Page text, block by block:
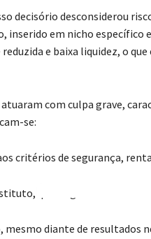
decisório desconsiderou
em nicho específico
e baixa liquidez, o
com culpa grave,
se:
critérios de segurança,
que exigia análise
diante de resultados